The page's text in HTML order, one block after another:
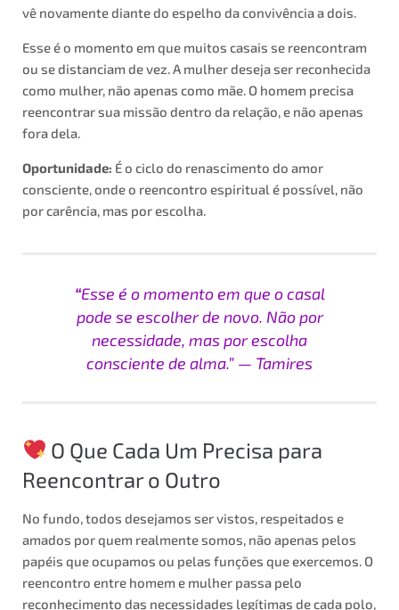
vê novamente diante do espelho da convivência a dois.
Esse é o momento em que muitos casais se reencontram
ou se distanciam de vez. A mulher deseja ser reconhecida
como mulher, não apenas como mãe. O homem precisa
reencontrar sua missão dentro da relação, e não apenas
fora dela.
Oportunidade: É o ciclo do renascimento do amor
consciente, onde o reencontro espiritual é possível, não
por carência, mas por escolha.
“Esse é o momento em que o casal
pode se escolher de novo. Não por
necessidade, mas por escolha
consciente de alma.” — Tamires
O Que Cada Um Precisa para
Reencontrar o Outro
No fundo, todos desejamos ser vistos, respeitados e
amados por quem realmente somos, não apenas pelos
papéis que ocupamos ou pelas funções que exercemos. O
reencontro entre homem e mulher passa pelo
reconhecimento das necessidades legítimas de cada polo,